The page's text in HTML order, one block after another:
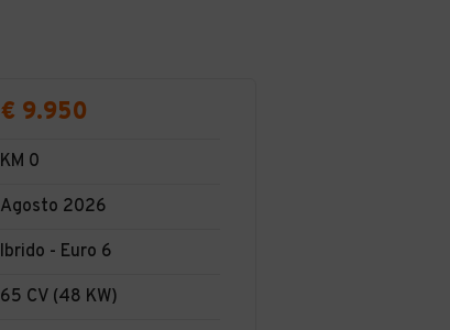
€ 9.950
KM 0
Agosto 2026
Ibrido - Euro 6
65 CV (48 KW)